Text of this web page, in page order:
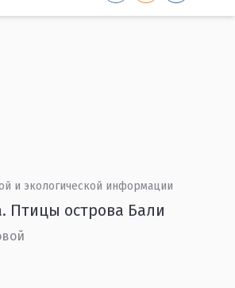
и экологической информации
Птицы острова Бали